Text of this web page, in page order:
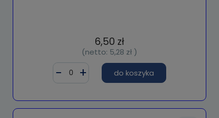
6,50 zł
(netto: 5,28 zł )
do koszyka